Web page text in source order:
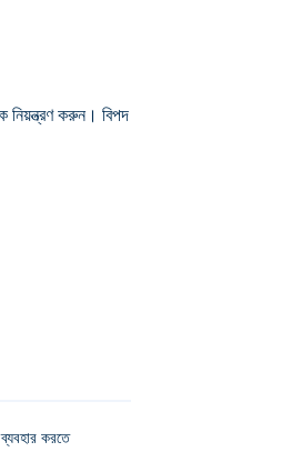
নিয়ন্ত্রণ করুন। বিপদ
করতে